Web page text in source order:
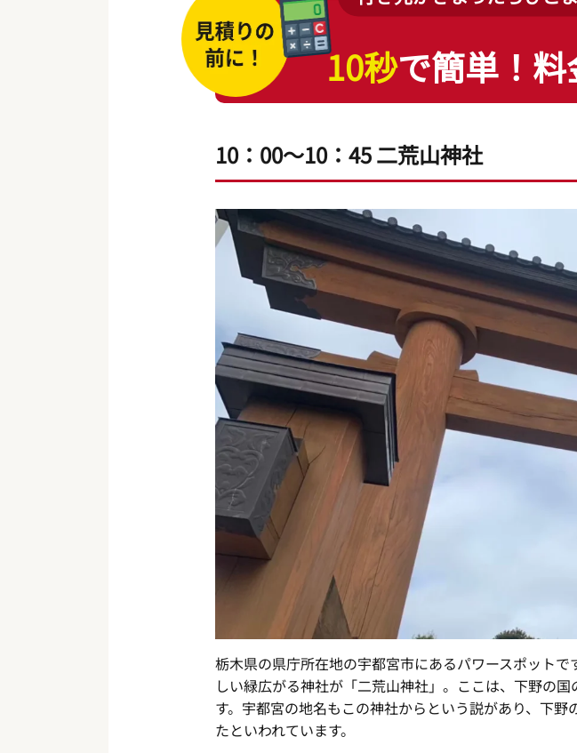
10秒で簡単！ 料
10：00〜10：45 二荒山神社
栃木県の県庁所在地の宇都宮市にあるパワースポット
しい緑広がる神社が「二荒山神社」。ここは、下野の
す。宇都宮の地名もこの神社からという説があり、下
たといわれています。